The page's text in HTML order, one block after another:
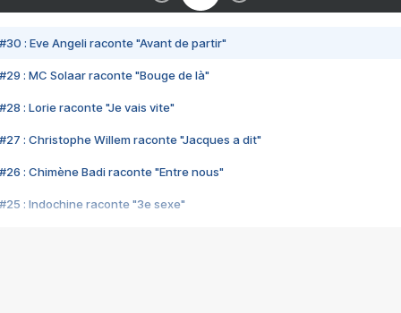
#30 : Eve Angeli raconte "Avant de partir"
#29 : MC Solaar raconte "Bouge de là"
#28 : Lorie raconte "Je vais vite"
#27 : Christophe Willem raconte "Jacques a dit"
#26 : Chimène Badi raconte "Entre nous"
#25 : Indochine raconte "3e sexe"